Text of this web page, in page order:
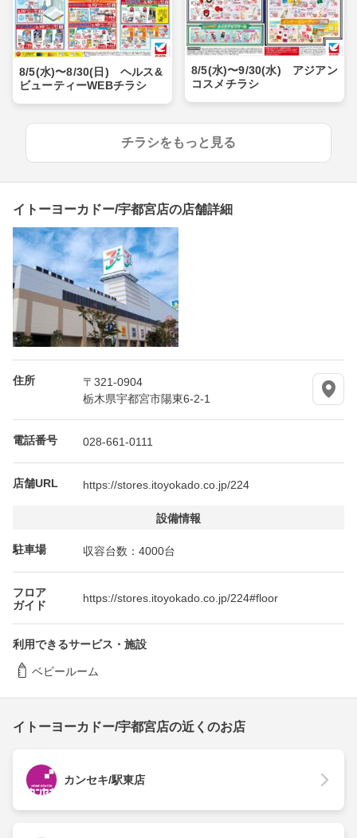
8/5(水)〜8/30(日) ヘルス&
ビューティーWEBチラシ
8/5(水)〜9/30(水) アジアン
コスメチラシ
チラシをもっと見る
イトーヨーカドー/宇都宮店の店舗詳細
住所
〒321-0904
栃木県宇都宮市陽東6-2-1
電話番号 028-661-0111
店舗URL https://stores.itoyokado.co.jp/224
設備情報
駐車場 収容台数：4000台
フロア
ガイド
https://stores.itoyokado.co.jp/224#floor
利用できるサービス・施設
ベビールーム
イトーヨーカドー/宇都宮店の近くのお店
カンセキ/駅東店